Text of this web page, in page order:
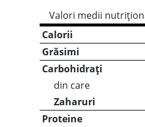
Valori medii
Calorii
Grăsimi
Carbohidrați
din care
Zaharuri
Proteine